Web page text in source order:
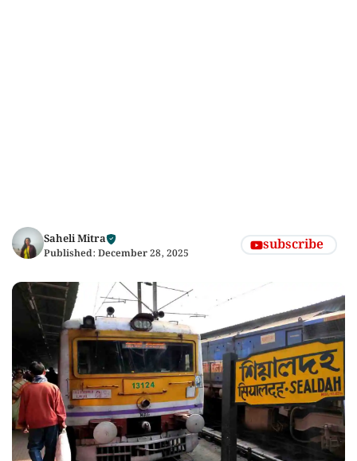
Saheli Mitra
Published: December 28, 2025 subscribe